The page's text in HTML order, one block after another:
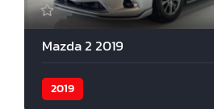
Mazda 2 2019
2019